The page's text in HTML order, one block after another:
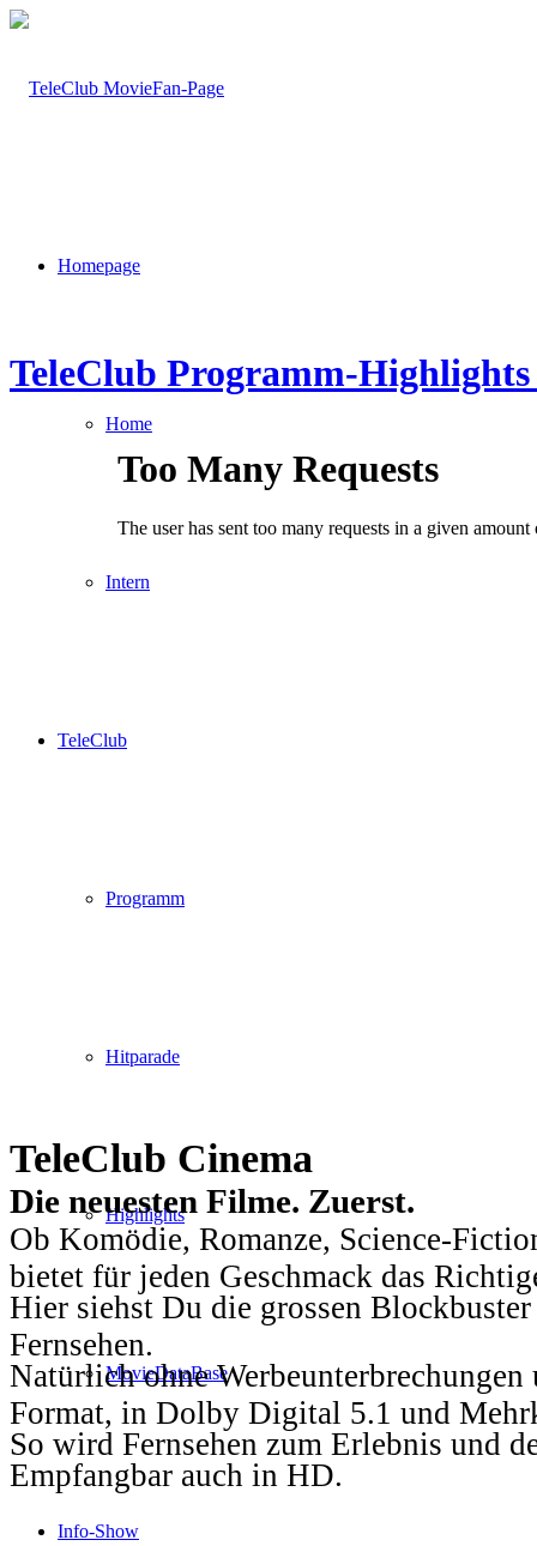
Homepage
Home
Intern
TeleClub
Programm
Hitparade
Highlights
MovieDataBase
Info-Show
TeleClub Programm-
TeleClub Cinema
Die neuesten Filme. Zuerst.
Ob Komödie, Romanze, Science-
bietet für jeden Geschmack das
Hier siehst Du die grossen
Fernsehen.
Natürlich ohne
Format, in Dolby Digital 5.1 und
So wird Fernsehen zum Erlebnis und
Empfangbar auch in HD.